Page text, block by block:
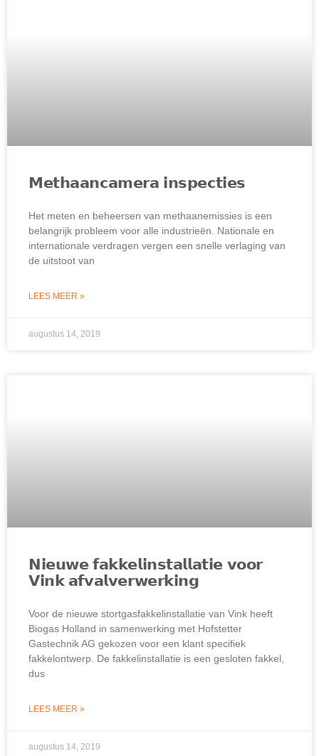
𝗠𝗲𝘁𝗵𝗮𝗮𝗻𝗰𝗮𝗺𝗲𝗿𝗮 𝗶𝗻𝘀𝗽𝗲𝗰𝘁𝗶𝗲𝘀
Het meten en beheersen van methaanemissies is een
belangrijk probleem voor alle industrieën. Nationale en
internationale verdragen vergen een snelle verlaging van
de uitstoot van
LEES MEER »
augustus 14, 2019
𝗡𝗶𝗲𝘂𝘄𝗲 𝗳𝗮𝗸𝗸𝗲𝗹𝗶𝗻𝘀𝘁𝗮𝗹𝗹𝗮𝘁𝗶𝗲 𝘃𝗼𝗼𝗿
𝗩𝗶𝗻𝗸 𝗮𝗳𝘃𝗮𝗹𝘃𝗲𝗿𝘄𝗲𝗿𝗸𝗶𝗻𝗴
Voor de nieuwe stortgasfakkelinstallatie van Vink heeft
Biogas Holland in samenwerking met Hofstetter
Gastechnik AG gekozen voor een klant specifiek
fakkelontwerp. De fakkelinstallatie is een gesloten fakkel,
dus
LEES MEER »
augustus 14, 2019